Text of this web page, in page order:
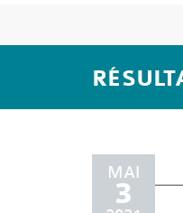
MAI
3